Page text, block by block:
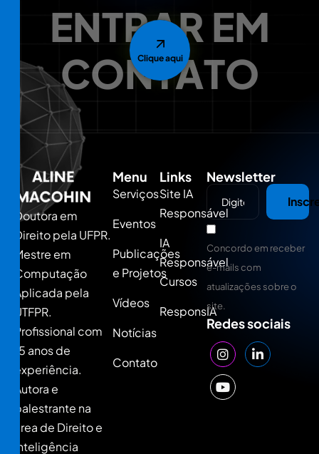
ENTRAR EM
CONTATO
Clique aqui
Doutora em
Direito pela UFPR.
Mestre em
Computação
Aplicada pela
UTFPR.
Profissional com
15 anos de
experiência.
Autora e
palestrante na
área de Direito e
Inteligência
Menu
Serviços
Eventos
Publicações
e Projetos
Vídeos
Notícias
Contato
Links
Site IA
Responsável
IA
Responsável
Cursos
ResponsIA
Newsletter
Concordo em receber
e-mails com
atualizações sobre o
site.
Redes sociais